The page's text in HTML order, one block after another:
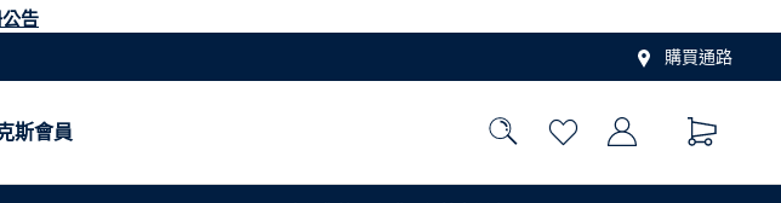
告
購買通路
斯會員